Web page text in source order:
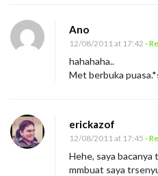
Ano
12/08/2011 at 17:42 -
hahahaha..
Met berbuka
erickazof
12/08/2011 at 17:45 -
Hehe, saya
mmbuat saya